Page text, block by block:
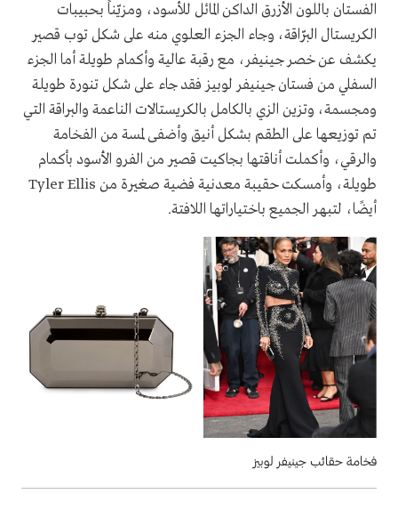
الفستان باللون الأزرق الداكن المائل للأسود، ومزيّناً بحبيبات
الكريستال البرّاقة، وجاء الجزء العلوي منه على شكل توب قصير
يكشف عن خصر جينيفر، مع رقبة عالية وأكمام طويلة أما الجزء
السفلي من فستان جينيفر لوبيز فقد جاء على شكل تنورة طويلة
ومجسمة، وتزين الزي بالكامل بالكريستالات الناعمة والبراقة التي
تم توزيعها على الطقم بشكل أنيق وأضفى لمسة من الفخامة
والرقي، وأكملت أناقتها بجاكيت قصير من الفرو الأسود بأكمام
طويلة، وأمسكت حقيبة معدنية فضية صغيرة من Tyler Ellis
أيضًا، لتبهر الجميع باختياراتها اللافتة.
فخامة حقائب جينيفر لوبيز